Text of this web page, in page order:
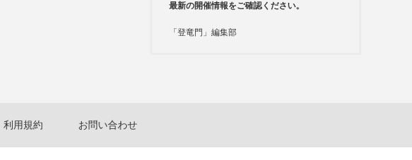
最新の開催情報をご確認ください。
「登竜門」編集部
利用規約 お問い合わせ